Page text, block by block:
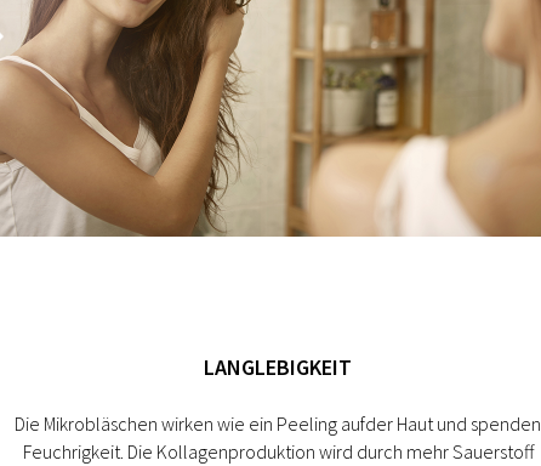
LANGLEBIGKEIT
Die Mikrobläschen wirken wie ein Peeling aufder Haut und spenden
Feuchrigkeit. Die Kollagenproduktion wird durch mehr Sauerstoff